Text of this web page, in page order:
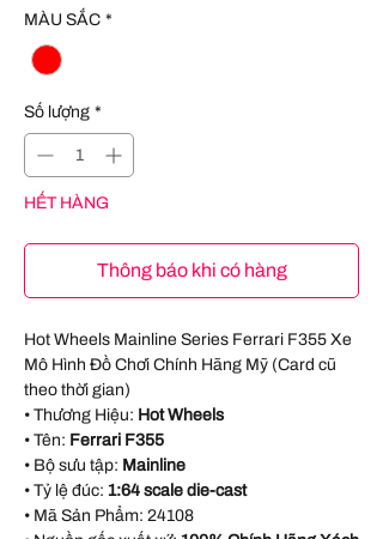
MÀU SẮC *
Số lượng *
HẾT HÀNG
Thông báo khi có hàng
Hot Wheels Mainline Series Ferrari F355 Xe
Mô Hình Đồ Chơi Chính Hãng Mỹ (Card cũ
theo thời gian)
• Thương Hiệu: Hot Wheels
• Tên: Ferrari F355
• Bộ sưu tập: Mainline
• Tỷ lệ đúc: 1:64 scale die-cast
• Mã Sản Phẩm: 24108